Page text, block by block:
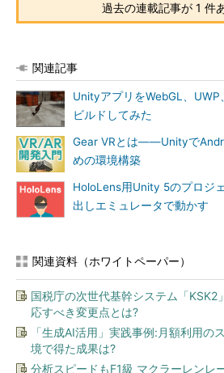
過去の連載記事が 1 件
関連記事
UnityアプリをWebGL、
ビルドしてみた
Gear VRとは――Unityで
めの環境構築
HoloLens用Unity 5のプロジ
出しエミュレータで動かす
関連資料（ホワイトペーパー）
国税庁の次世代基幹システム「KSK2
応すべき変更点とは?
「生成AI活用」実践事例:月額利用の
境で得た成果は?
分析スピードもF1級 マクラーレンレ